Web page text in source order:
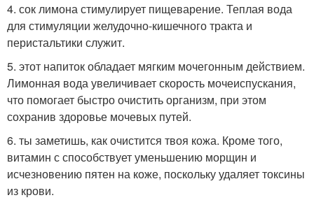
4. сок лимона стимулирует пищеварение. Теплая вода
для стимуляции желудочно-кишечного тракта и
перистальтики служит.
5. этот напиток обладает мягким мочегонным действием.
Лимонная вода увеличивает скорость мочеиспускания,
что помогает быстро очистить организм, при этом
сохранив здоровье мочевых путей.
6. ты заметишь, как очистится твоя кожа. Кроме того,
витамин с способствует уменьшению морщин и
исчезновению пятен на коже, поскольку удаляет токсины
из крови.